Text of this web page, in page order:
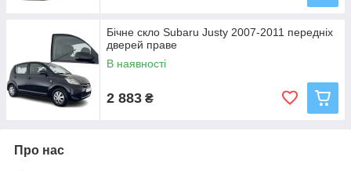
Бічне скло Subaru Justy 2007-2011 передніх
дверей праве
В наявності
2 883 ₴
Про нас